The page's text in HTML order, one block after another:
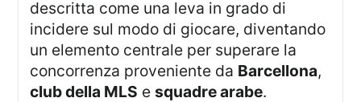
descritta come una leva in grado di
incidere sul modo di giocare, diventando
un elemento centrale per superare la
concorrenza proveniente da Barcellona,
club della MLS esquadre arabe.